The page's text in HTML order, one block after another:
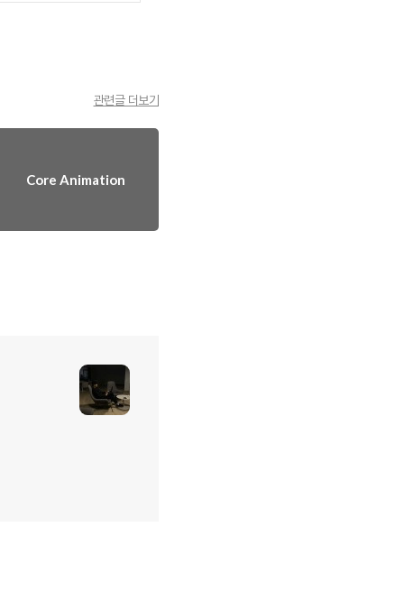
관련글 더보기
Core Animation